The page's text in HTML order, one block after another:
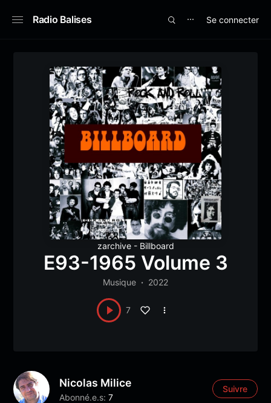
Radio Balises ⋯ Se connecter
zarchive - Billboard
E93-1965 Volume 3
Musique 2022
7
Nicolas Milice
Abonné.e.s: 7
Suivre